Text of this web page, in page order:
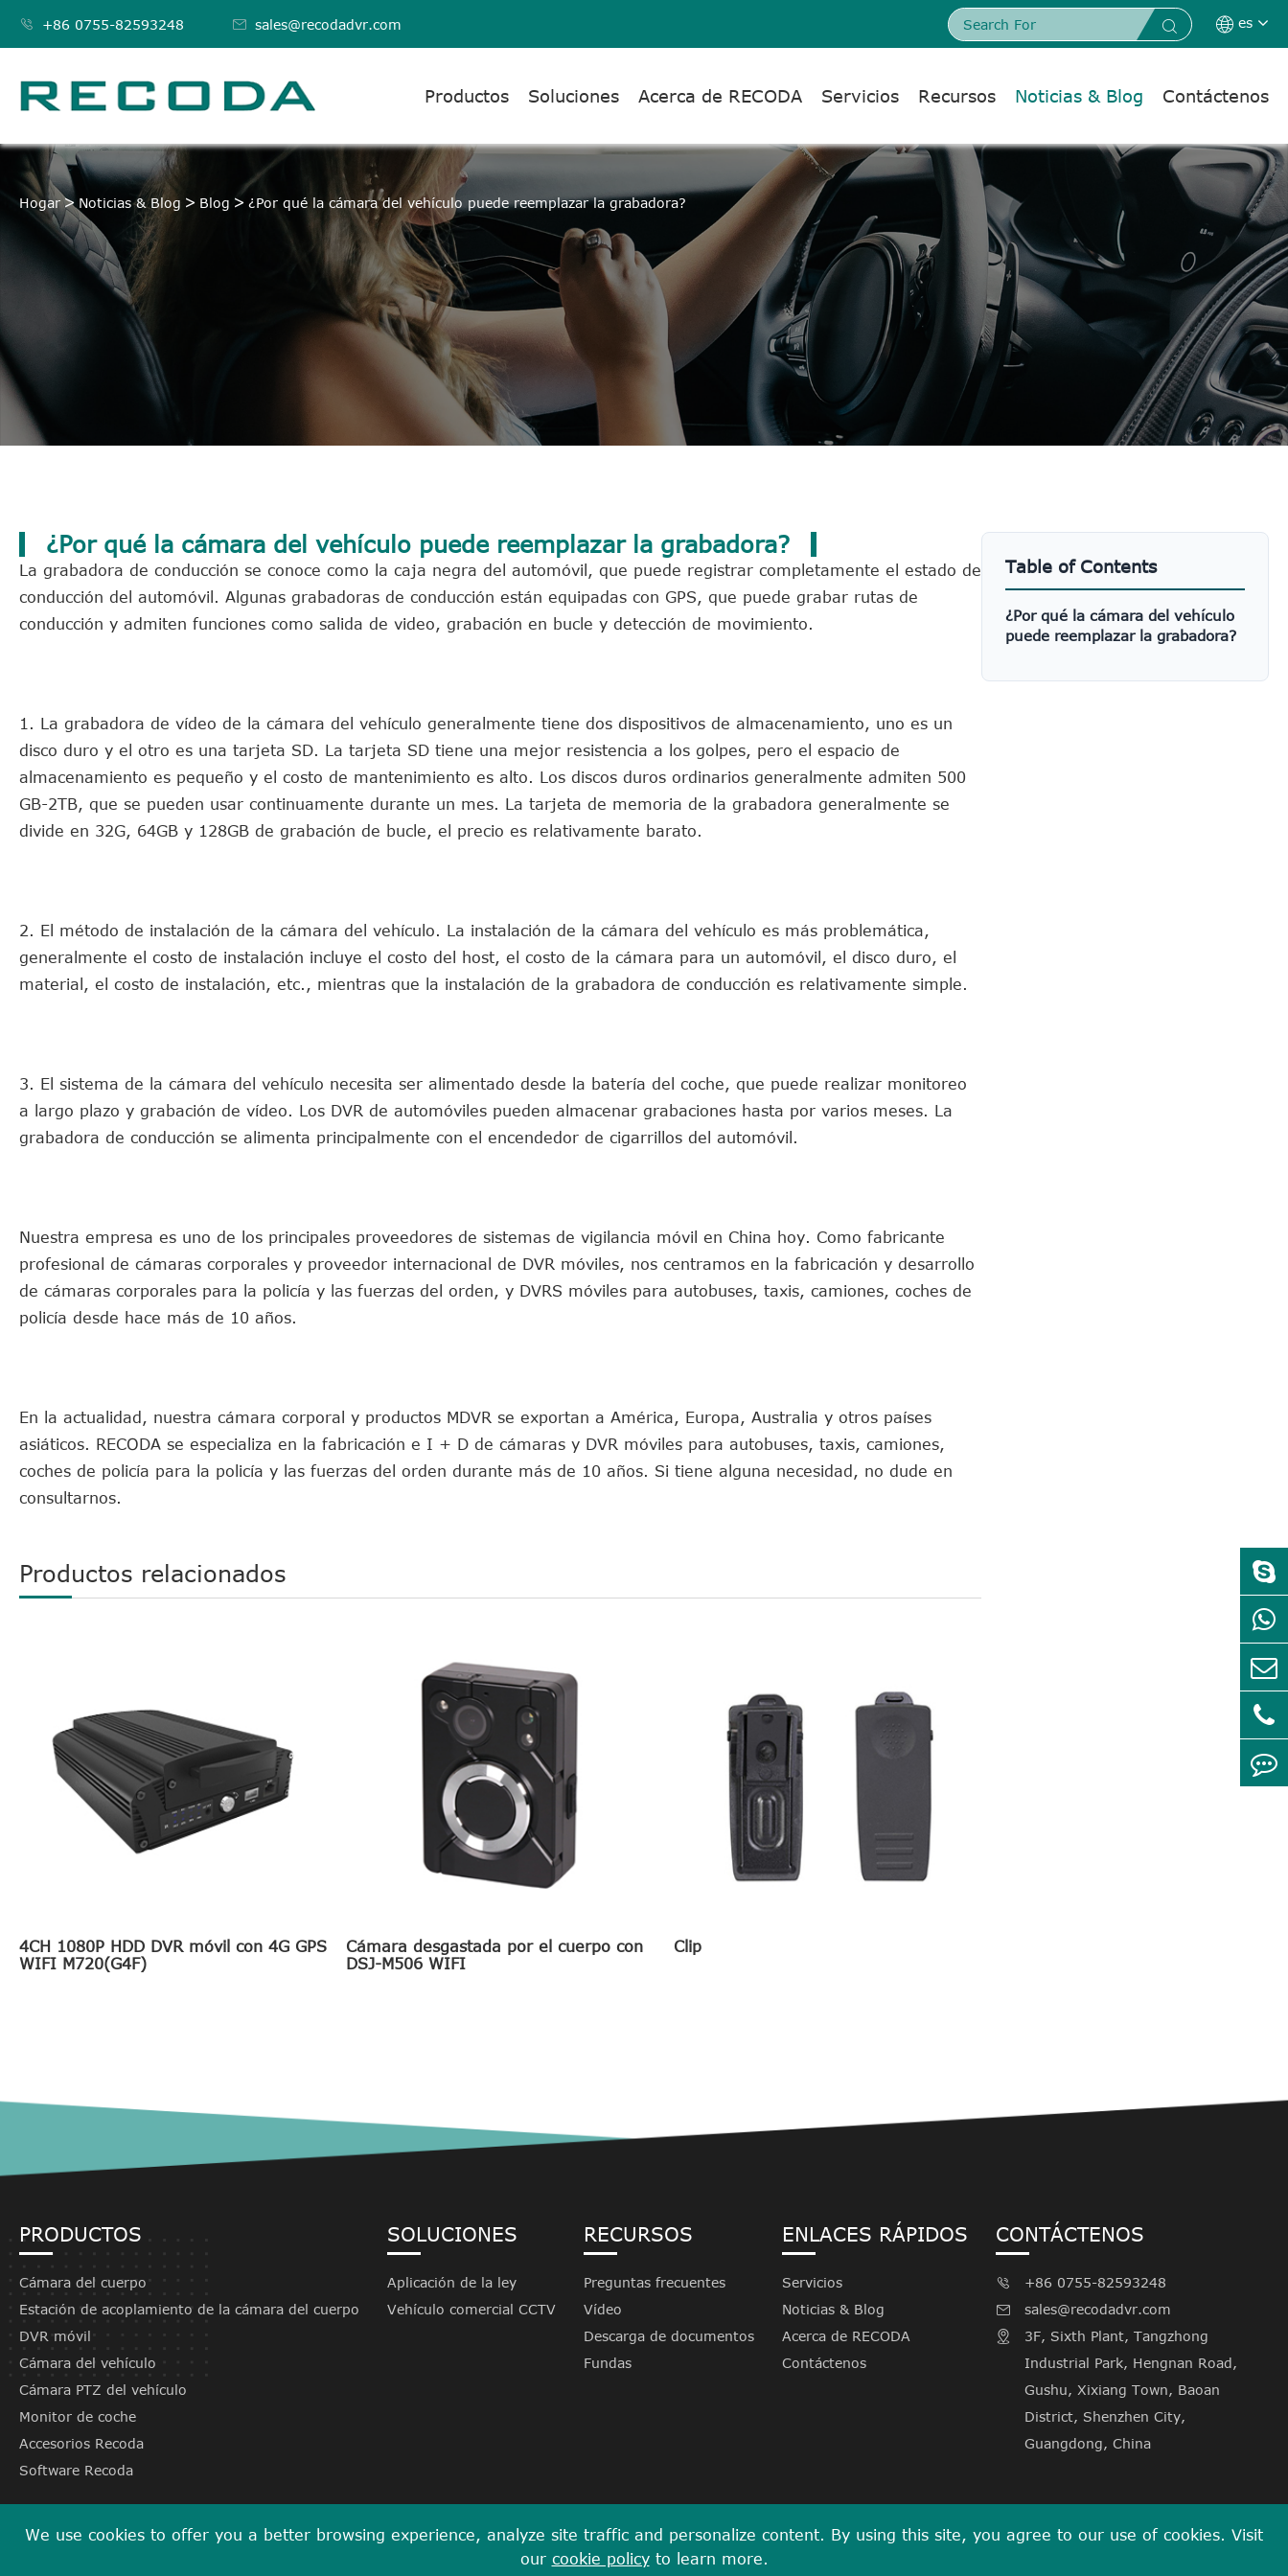
 +86 0755-82593248  sales@recodadvr.com   es
Productos Soluciones Acerca de RECODA Servicios Recursos Noticias & Blog Contáctenos
Hogar Noticias & Blog Blog ¿Por qué la cámara del vehículo puede reemplazar la grabadora?
¿Por qué la cámara del vehículo puede reemplazar la grabadora?
La grabadora de conducción se conoce como la caja negra del automóvil, que puede registrar completamente el estado de
conducción del automóvil. Algunas grabadoras de conducción están equipadas con GPS, que puede grabar rutas de
conducción y admiten funciones como salida de video, grabación en bucle y detección de movimiento.
1. La grabadora de vídeo de la cámara del vehículo generalmente tiene dos dispositivos de almacenamiento, uno es un
disco duro y el otro es una tarjeta SD. La tarjeta SD tiene una mejor resistencia a los golpes, pero el espacio de
almacenamiento es pequeño y el costo de mantenimiento es alto. Los discos duros ordinarios generalmente admiten 500
GB-2TB, que se pueden usar continuamente durante un mes. La tarjeta de memoria de la grabadora generalmente se
divide en 32G, 64GB y 128GB de grabación de bucle, el precio es relativamente barato.
2. El método de instalación de la cámara del vehículo. La instalación de la cámara del vehículo es más problemática,
generalmente el costo de instalación incluye el costo del host, el costo de la cámara para un automóvil, el disco duro, el
material, el costo de instalación, etc., mientras que la instalación de la grabadora de conducción es relativamente simple.
3. El sistema de la cámara del vehículo necesita ser alimentado desde la batería del coche, que puede realizar monitoreo
a largo plazo y grabación de vídeo. Los DVR de automóviles pueden almacenar grabaciones hasta por varios meses. La
grabadora de conducción se alimenta principalmente con el encendedor de cigarrillos del automóvil.
Nuestra empresa es uno de los principales proveedores de sistemas de vigilancia móvil en China hoy. Como fabricante
profesional de cámaras corporales y proveedor internacional de DVR móviles, nos centramos en la fabricación y desarrollo
de cámaras corporales para la policía y las fuerzas del orden, y DVRS móviles para autobuses, taxis, camiones, coches de
policía desde hace más de 10 años.
En la actualidad, nuestra cámara corporal y productos MDVR se exportan a América, Europa, Australia y otros países
asiáticos. RECODA se especializa en la fabricación e I + D de cámaras y DVR móviles para autobuses, taxis, camiones,
coches de policía para la policía y las fuerzas del orden durante más de 10 años. Si tiene alguna necesidad, no dude en
consultarnos.
Productos relacionados
4CH 1080P HDD DVR móvil con 4G GPS
WIFI M720(G4F)
Cámara desgastada por el cuerpo con
DSJ-M506 WIFI
Clip
Table of Contents
¿Por qué la cámara del vehículo
puede reemplazar la grabadora?
PRODUCTOS
Cámara del cuerpo
Estación de acoplamiento de la cámara del cuerpo
DVR móvil
Cámara del vehículo
Cámara PTZ del vehículo
Monitor de coche
Accesorios Recoda
Software Recoda
SOLUCIONES
Aplicación de la ley
Vehículo comercial CCTV
RECURSOS
Preguntas frecuentes
Vídeo
Descarga de documentos
Fundas
ENLACES RÁPIDOS
Servicios
Noticias & Blog
Acerca de RECODA
Contáctenos
CONTÁCTENOS
 +86 0755-82593248
 sales@recodadvr.com

3F, Sixth Plant, Tangzhong
Industrial Park, Hengnan Road,
Gushu, Xixiang Town, Baoan
District, Shenzhen City,
Guangdong, China
We use cookies to offer you a better browsing experience, analyze site traffic and personalize content. By using this site, you agree to our use of cookies. Visit
our cookie policyto learn more.